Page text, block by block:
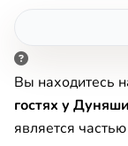
Вы находитесь
гостях у
является